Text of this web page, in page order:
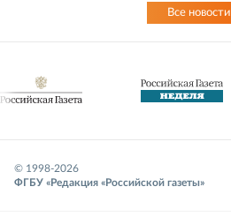
Все новости
© 1998-2026
ФГБУ «Редакция «Российской газеты»